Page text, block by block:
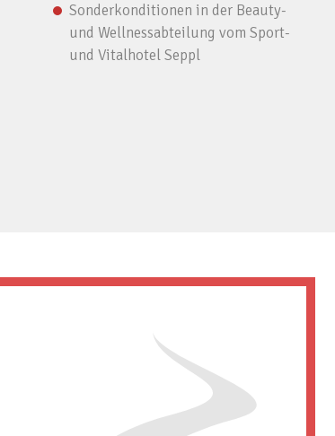
Sonderkonditionen in der Beauty-
und Wellnessabteilung vom Sport-
und Vitalhotel Seppl